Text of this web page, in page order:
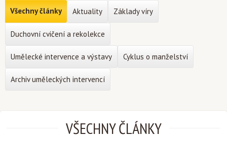
VŠECHNY ČLÁNKY
Všechny články Aktuality Základy víry
Duchovní cvičení a rekolekce
Umělecké intervence a výstavy Cyklus o manželství
Archiv uměleckých intervencí